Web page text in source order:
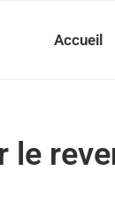
Accueil